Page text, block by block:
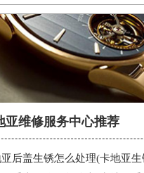
亚维修服务中心推荐